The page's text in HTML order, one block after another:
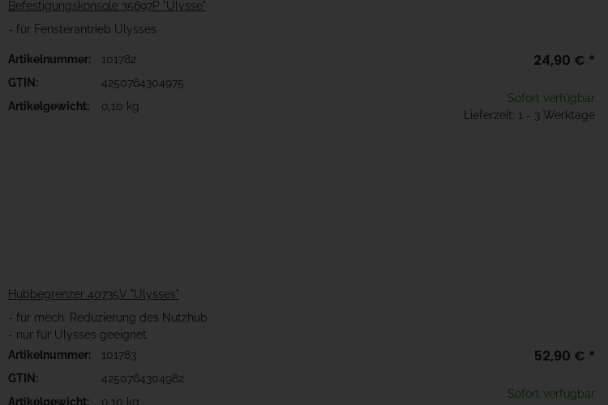
Befestigungskonsole 35697P "Ulysse"
- für Fensterantrieb Ulysses
Artikelnummer:
101782
GTIN:
4250764304975
Artikelgewicht:
0,10 kg
24,90 € *
Sofort verfügbar
Lieferzeit: 1 - 3 Werktage
Hubbegrenzer 40735V "Ulysses"
- für mech. Reduzierung des Nutzhub
- nur für Ulysses geeignet
Artikelnummer:
101783
GTIN:
4250764304982
Artikelgewicht:
0,10 kg
52,90 € *
Sofort verfügbar